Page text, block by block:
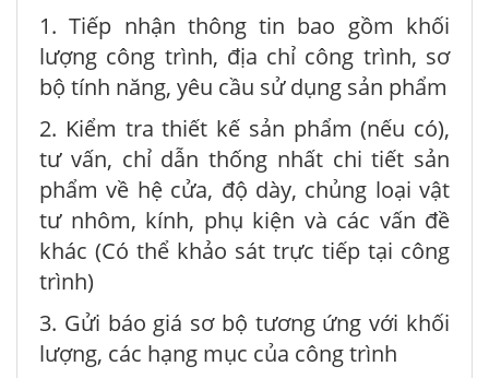
1. Tiếp nhận thông tin bao gồm khối
lượng công trình, địa chỉ công trình, sơ
bộ tính năng, yêu cầu sử dụng sản phẩm
2. Kiểm tra thiết kế sản phẩm (nếu có),
tư vấn, chỉ dẫn thống nhất chi tiết sản
phẩm về hệ cửa, độ dày, chủng loại vật
tư nhôm, kính, phụ kiện và các vấn đề
khác (Có thể khảo sát trực tiếp tại công
trình)
3. Gửi báo giá sơ bộ tương ứng với khối
lượng, các hạng mục của công trình